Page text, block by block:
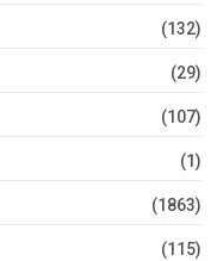
(132)
(29)
(107)
(1)
(1863)
(115)